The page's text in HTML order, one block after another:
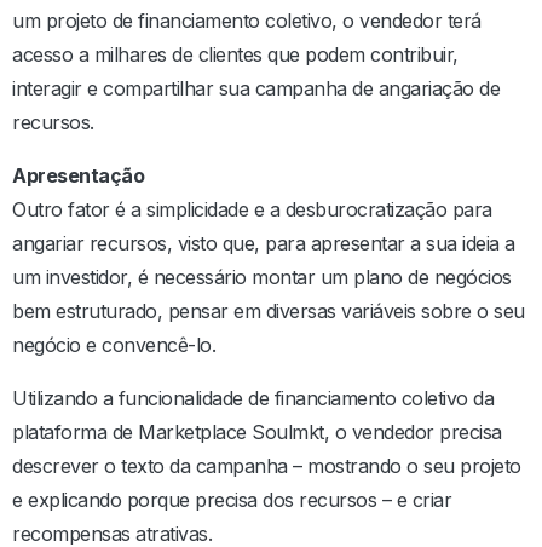
um projeto de financiamento coletivo, o vendedor terá
acesso a milhares de clientes que podem contribuir,
interagir e compartilhar sua campanha de angariação de
recursos.
Apresentação
Outro fator é a simplicidade e a desburocratização para
angariar recursos, visto que, para apresentar a sua ideia a
um investidor, é necessário montar um plano de negócios
bem estruturado, pensar em diversas variáveis sobre o seu
negócio e convencê-lo.
Utilizando a funcionalidade de financiamento coletivo da
plataforma de Marketplace Soulmkt, o vendedor precisa
descrever o texto da campanha – mostrando o seu projeto
e explicando porque precisa dos recursos – e criar
recompensas atrativas.